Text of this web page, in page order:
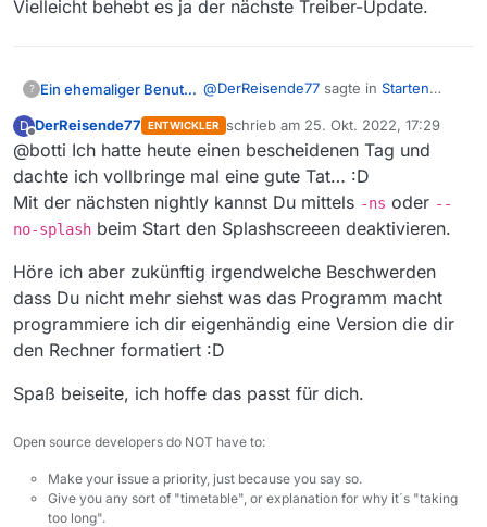
Vielleicht behebt es ja der nächste Treiber-Update.
? Ein ehemaliger Benutzer @DerReisende77 sagte in Starten
Ist eigentlich nicht geplant,
Schade.
Vielleicht behebt es ja der nächste
Treiber-Update.
D
Offline
DerReisende77 ENTWICKLER schrieb am 25. Okt. 2022, 17:29
zuletzt editiert von
@botti Ich hatte heute einen bescheidenen Tag und
dachte ich vollbringe mal eine gute Tat… :D
Mit der nächsten nightly kannst Du mittels -ns oder --
no-splash beim Start den Splashscreeen deaktivieren.
Höre ich aber zukünftig irgendwelche Beschwerden
dass Du nicht mehr siehst was das Programm macht
programmiere ich dir eigenhändig eine Version die dir
den Rechner formatiert :D
Spaß beiseite, ich hoffe das passt für dich.
Open source developers do NOT have to:
Make your issue a priority, just because you say so.
Give you any sort of "timetable", or explanation for why it´s "taking
too long".